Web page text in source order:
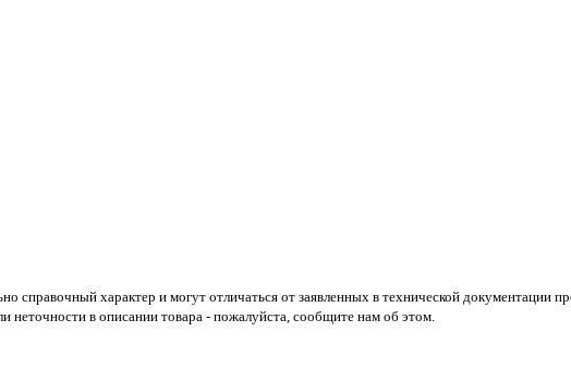
справочный характер и могут отличаться от заявленных в технической документации
неточности в описании товара - пожалуйста, сообщите нам об этом.